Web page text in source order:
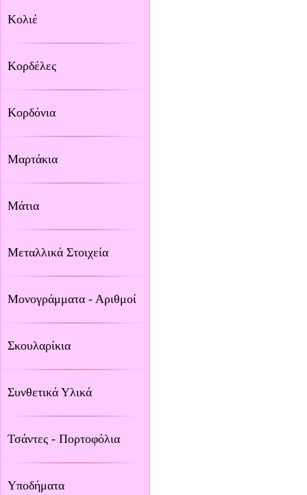
Κολιέ
Κορδέλες
Κορδόνια
Μαρτάκια
Μάτια
Μεταλλικά Στοιχεία
Μονογράμματα - Αριθμοί
Σκουλαρίκια
Συνθετικά Υλικά
Τσάντες - Πορτοφόλια
Υποδήματα